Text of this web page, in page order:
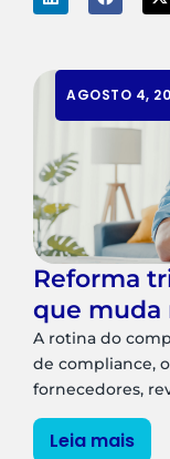
AGOSTO 4,
Reforma
que muda
A rotina do
de compliance,
fornecedores,
Leia mais